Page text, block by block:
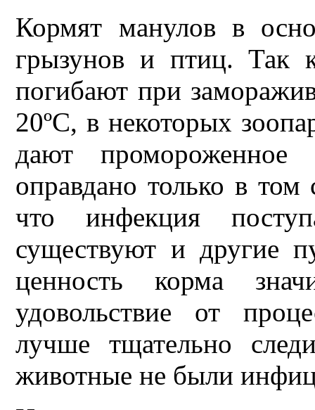
Кормят манулов в
грызунов и птиц. Так
погибают при
20ºС, в некоторых
дают
оправдано только в том
что инфекция
существуют и другие
ценность корма
удовольствие от
лучше тщательно
животные не были